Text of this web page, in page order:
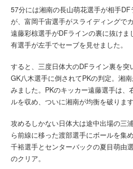
57分には湘南の長山萌花選手が相手
が、富岡千宙選手がスライディングで
遠藤彩椋選手がDFラインの裏に抜けま
有選手が左手でセーブを見せました。
すると、三度日体大のDFライン裏を突
GK八木選手に倒されてPKの判定。湘
みました。PKのキッカー遠藤選手は、
ルを収め、ついに湘南が均衡を破ります
攻めるしかない日体大は途中出場の三
ら前線に移った渡部選手にボールを集
千裕選手とセンターバックの夏目萌由
のクリア。